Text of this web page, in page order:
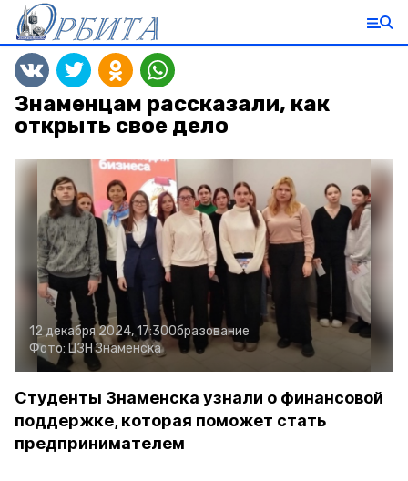
Знаменцам рассказали, как
открыть свое дело
12 декабря 2024, 17:30Образование
Фото: ЦЗН Знаменска
Студенты Знаменска узнали о финансовой
поддержке, которая поможет стать
предпринимателем